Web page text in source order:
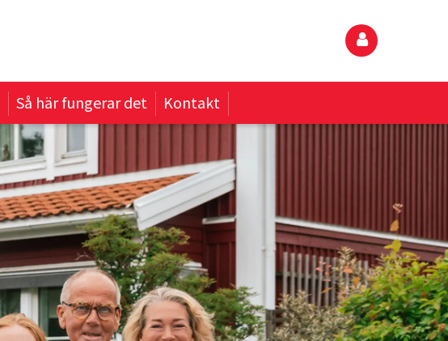
Så här fungerar det Kontakt